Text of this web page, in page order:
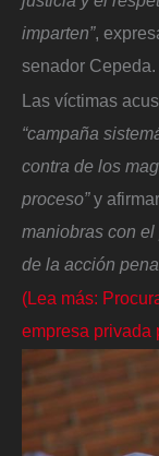
imparten”,
senador Cepeda.
Las víctimas
“campaña
contra de los
proceso”y
maniobras con
de la acción
(Lea más:
empresa privada